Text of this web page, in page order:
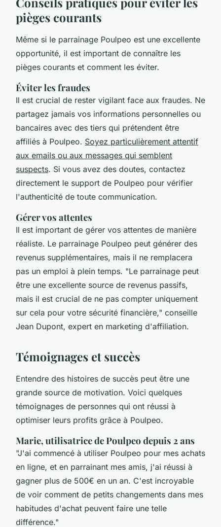
pièges courants
Même si le parrainage Poulpeo est une excellente
opportunité, il est important de connaître les
pièges courants et comment les éviter.
Éviter les fraudes
Il est crucial de rester vigilant face aux fraudes. Ne
partagez jamais vos informations personnelles ou
bancaires avec des tiers qui prétendent être
affiliés à Poulpeo. Soyez particulièrement attentif
aux emails ou aux messages qui semblent
suspects. Si vous avez des doutes, contactez
directement le support de Poulpeo pour vérifier
l'authenticité de toute communication.
Gérer vos attentes
Il est important de gérer vos attentes de manière
réaliste. Le parrainage Poulpeo peut générer des
revenus supplémentaires, mais il ne remplacera
pas un emploi à plein temps. "Le parrainage peut
être une excellente source de revenus passifs,
mais il est crucial de ne pas compter uniquement
sur cela pour votre sécurité financière," conseille
Jean Dupont, expert en marketing d'affiliation.
Témoignages et succès
Entendre des histoires de succès peut être une
grande source de motivation. Voici quelques
témoignages de personnes qui ont réussi à
optimiser leurs profits grâce à Poulpeo.
Marie, utilisatrice de Poulpeo depuis 2 ans
"J'ai commencé à utiliser Poulpeo pour mes achats
en ligne, et en parrainant mes amis, j'ai réussi à
gagner plus de 500€ en un an. C'est incroyable
de voir comment de petits changements dans mes
habitudes d'achat peuvent faire une telle
différence."